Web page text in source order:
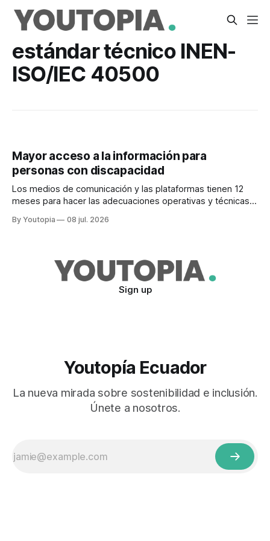
estándar técnico INEN-
ISO/IEC 40500
Mayor acceso a la información para
personas con discapacidad
Los medios de comunicación y las plataformas tienen 12
meses para hacer las adecuaciones operativas y técnicas
By Youtopia 08 jul. 2026
Sign up
Youtopía Ecuador
La nueva mirada sobre sostenibilidad e inclusión.
Únete a nosotros.